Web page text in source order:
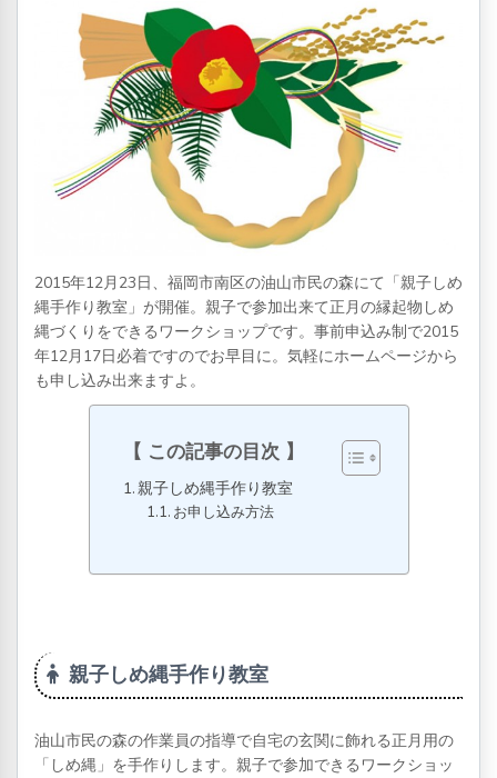
2015年12月23日、福岡市南区の油山市民の森にて「親子しめ
縄手作り教室」が開催。親子で参加出来て正月の縁起物しめ
縄づくりをできるワークショップです。事前申込み制で2015
年12月17日必着ですのでお早目に。気軽にホームページから
も申し込み出来ますよ。
この記事の目次
親子しめ縄手作り教室
お申し込み方法
親子しめ縄手作り教室
油山市民の森の作業員の指導で自宅の玄関に飾れる正月用の
「しめ縄」を手作りします。親子で参加できるワークショッ